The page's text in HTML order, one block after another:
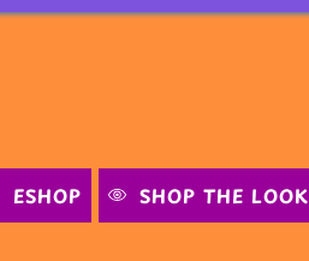
ESHOP SHOP THE LOOK